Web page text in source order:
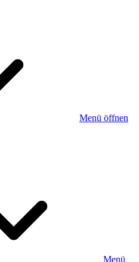
Menü öffnen
Menü